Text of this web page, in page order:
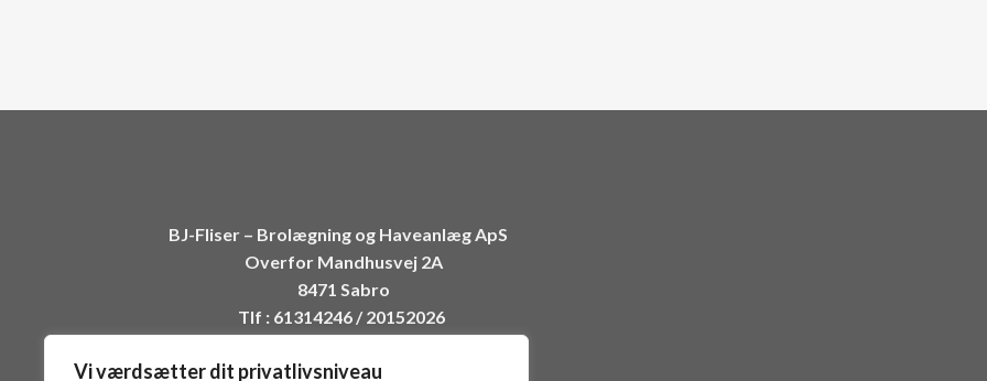
Vi værdsætter dit privatlivsniveau
BJ-Fliser – Brolægning og Haveanlæg ApS
Overfor Mandhusvej 2A
8471 Sabro
Tlf : 61314246 / 20152026
CVR 42378445